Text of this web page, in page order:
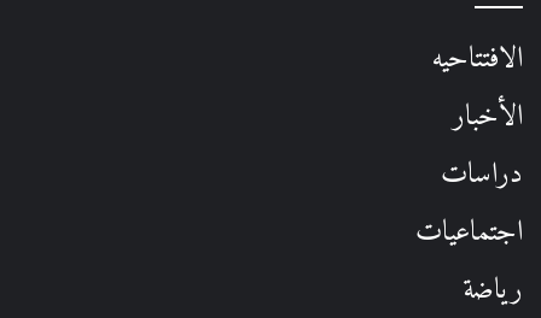
الافتتاحيه
الأخبار
دراسات
اجتماعيات
رياضة